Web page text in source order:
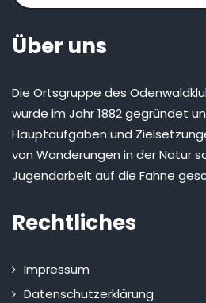
Über uns
Die Ortsgruppe des
wurde im Jahr 1882 gegründet
Hauptaufgaben und
von Wanderungen in der Natur
Jugendarbeit auf die Fahne
Rechtliches
Impressum
Datenschutzerklärung